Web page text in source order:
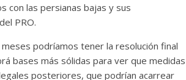
con las persianas bajas y sus
PRO.
podríamos tener la resolución final
bases más sólidas para ver que medidas
posteriores, que podrían acarrear